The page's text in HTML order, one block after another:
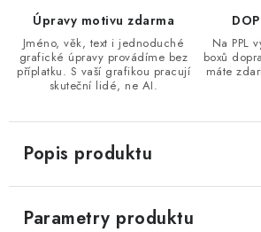
Úpravy motivu zdarma
Jméno, věk, text i jednoduché
grafické úpravy provádíme bez
příplatku. S vaší grafikou pracují
skuteční lidé, ne AI.
Na PPL
boxů
máte
Popis produktu
Parametry produktu